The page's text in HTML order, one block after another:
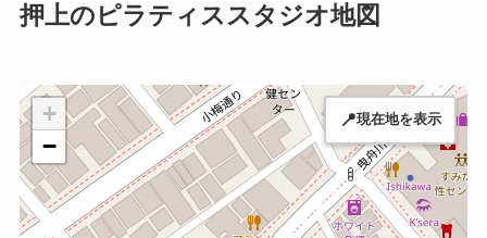
押上のピラティススタジオ地図
+
−
📍現在地を表示